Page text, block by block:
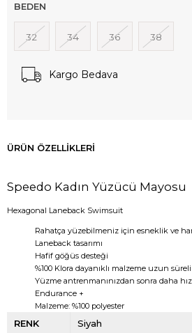
BEDEN
32 34 36 38
Kargo Bedava
ÜRÜN ÖZELLIKLERI
Speedo Kadın Yüzücü Mayosu
Hexagonal Laneback Swimsuit
Rahatça yüzebilmeniz için esneklik ve
Laneback tasarımı
Hafif göğüs desteği
%100 Klora dayanıklı malzeme uzun
Yüzme antrenmanınızdan sonra daha
Endurance +
Malzeme: %100 polyester
RENK Siyah